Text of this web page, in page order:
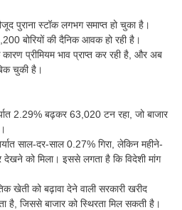
पुराना स्टॉक लगभग समाप्त हो चुका है।
बोरियों की दैनिक आवक हो रही है।
प्रीमियम भाव प्राप्त कर रही है, और अब
चुकी है।
2.29% बढ़कर 63,020 टन रहा, जो बाजार
साल-दर-साल 0.27% गिरा, लेकिन महीने-
को मिला। इससे लगता है कि विदेशी मांग
खेती को बढ़ावा देने वाली सरकारी खरीद
है, जिससे बाजार को स्थिरता मिल सकती है।